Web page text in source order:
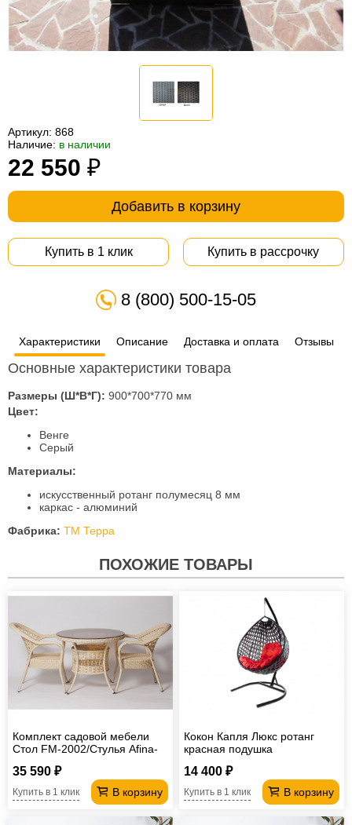
мебель
Столы
Кресла-
мешки
Мебель
из
Садовая
оборудование
Артикул: 868
Наличие: в наличии
22 550 ₽
Добавить в корзину
Купить в 1 клик Купить в рассрочку
8 (800) 500-15-05
Характеристики Описание Доставка и оплата Отзывы
Основные характеристики товара
Размеры (Ш*В*Г): 900*700*770 мм
Цвет:
Венге
Серый
Материалы:
искусственный ротанг полумесяц 8 мм
каркас - алюминий
Фабрика: ТМ Терра
ПОХОЖИЕ ТОВАРЫ
Комплект садовой мебели
Стол FM-2002/Стулья Afina-
35 590 ₽
В корзину
Купить в 1 клик
Кокон Капля Люкс ротанг
красная подушка
14 400 ₽
В корзину
Купить в 1 клик